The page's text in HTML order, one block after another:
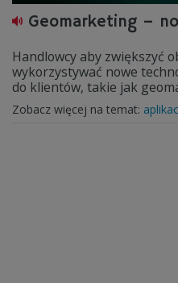
Geomarketing –
Handlowcy aby zwiększyć
wykorzystywać nowe
do klientów, takie jak
Zobacz więcej na temat: